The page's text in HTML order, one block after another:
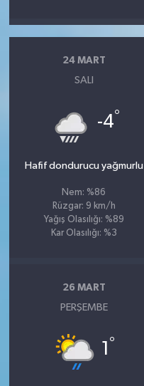
24 MART
SALI
-4°
Hafif dondurucu yağmurlu
Nem: %86
Rüzgar: 9 km/h
Yağış Olasılığı: %89
Kar Olasılığı: %3
26 MART
PERŞEMBE
1 °